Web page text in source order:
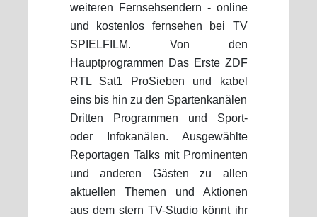
weiteren Fernsehsendern - online
und kostenlos fernsehen bei TV
SPIELFILM. Von den
Hauptprogrammen Das Erste ZDF
RTL Sat1 ProSieben und kabel
eins bis hin zu den Spartenkanälen
Dritten Programmen und Sport-
oder Infokanälen. Ausgewählte
Reportagen Talks mit Prominenten
und anderen Gästen zu allen
aktuellen Themen und Aktionen
aus dem stern TV-Studio könnt ihr